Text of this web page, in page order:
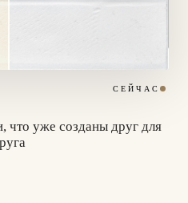
СЕЙЧАС
что уже созданы друг для